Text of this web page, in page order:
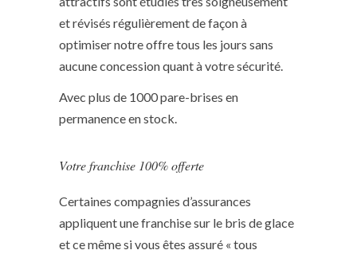
et révisés régulièrement de façon à
optimiser notre offre tous les jours sans
aucune concession quant à votre sécurité.
Avec plus de 1000 pare-brises en
permanence en stock.
Votre franchise 100% offerte
Certaines compagnies d’assurances
appliquent une franchise sur le bris de glace
et ce même si vous êtes assuré « tous